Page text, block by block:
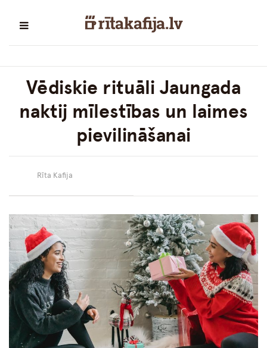
Vēdiskie rituāli Jaungada
naktij mīlestības un laimes
pievilināšanai
Rīta Kafija